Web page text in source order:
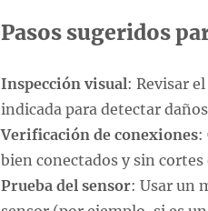
Pasos sugeridos
Inspección visual: Revisar
indicada para detectar
Verificación de conexiones:
bien conectados y sin cortes
Prueba del sensor: Usar un